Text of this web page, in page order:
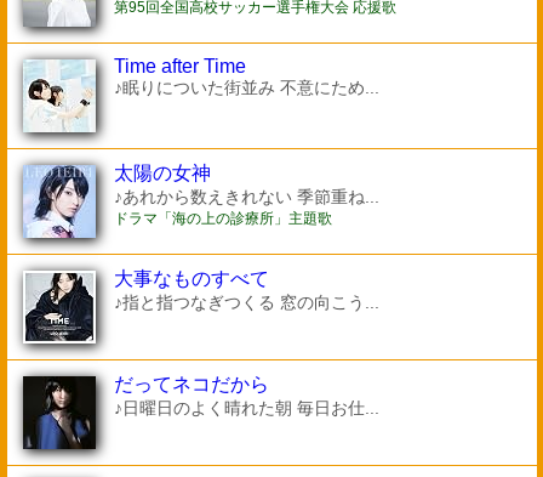
第95回全国高校サッカー選手権大会 応援歌
Time after Time
♪眠りについた街並み 不意にため...
太陽の女神
♪あれから数えきれない 季節重ね...
ドラマ「海の上の診療所」主題歌
大事なものすべて
♪指と指つなぎつくる 窓の向こう...
だってネコだから
♪日曜日のよく晴れた朝 毎日お仕...